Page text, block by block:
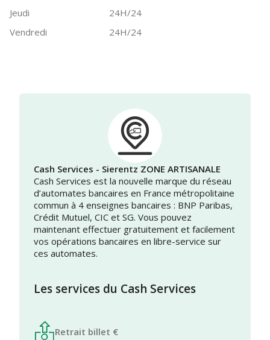
Jeudi
24H/24
Vendredi
24H/24
Cash Services - Sierentz ZONE ARTISANALE
Cash Services est la nouvelle marque du réseau
d’automates bancaires en France métropolitaine
commun à 4 enseignes bancaires : BNP Paribas,
Crédit Mutuel, CIC et SG. Vous pouvez
maintenant effectuer gratuitement et facilement
vos opérations bancaires en libre-service sur
ces automates.
Les services du Cash Services
Retrait billet €